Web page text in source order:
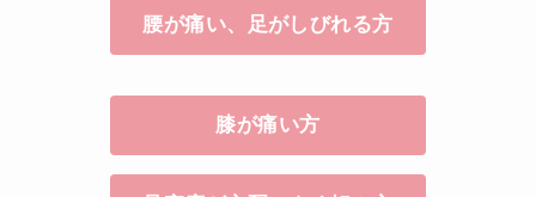
腰が痛い、足がしびれる方
膝が痛い方